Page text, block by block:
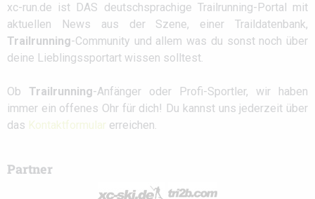
xc-run.de ist DAS deutschsprachige Trailrunning-Portal mit
aktuellen News aus der Szene, einer Traildatenbank,
Trailrunning-Community und allem was du sonst noch über
deine Lieblingssportart wissen solltest.
Ob Trailrunning-Anfänger oder Profi-Sportler, wir haben
immer ein offenes Ohr für dich! Du kannst uns jederzeit über
das Kontaktformular erreichen.
Partner